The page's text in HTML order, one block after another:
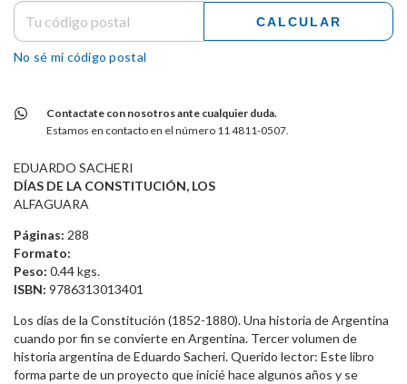
CALCULAR
No sé mi código postal
Contactate con nosotros ante cualquier duda.
Estamos en contacto en el número 11 4811-0507.
EDUARDO SACHERI
DÍAS DE LA CONSTITUCIÓN, LOS
ALFAGUARA
Páginas: 288
Formato:
Peso: 0.44 kgs.
ISBN: 9786313013401
Los días de la Constitución (1852-1880). Una historia de Argentina
cuando por fin se convierte en Argentina. Tercer volumen de
historia argentina de Eduardo Sacheri. Querido lector: Este libro
forma parte de un proyecto que inicié hace algunos años y se